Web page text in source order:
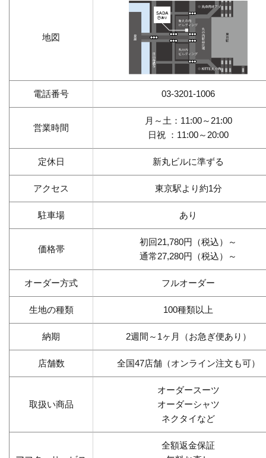
地図
電話番号 03-3201-1006
営業時間
月～土：11:00～21:00
日祝 ：11:00～20:00
定休日 新丸ビルに準ずる
アクセス 東京駅より約1分
駐車場 あり
価格帯
初回21,780円（税込）～
通常27,280円（税込）～
オーダー方式 フルオーダー
生地の種類 100種類以上
納期 2週間～1ヶ月（お急ぎ便あり）
店舗数 全国47店舗（オンライン注文も可）
取扱い商品
オーダースーツ
オーダーシャツ
ネクタイなど
全額返金保証